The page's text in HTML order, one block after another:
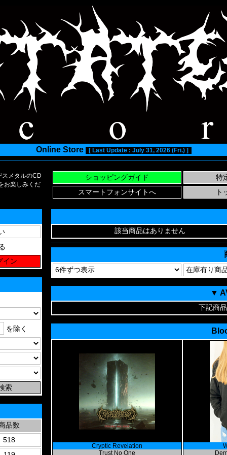
Online Store [ Last Update : July 31, 2026 (Fri.) ]
メタルのCD
お楽しみくだ
を除く
品数
518
該当商品はありません
▼
下記商
Cryptic Revelation
Trust No One